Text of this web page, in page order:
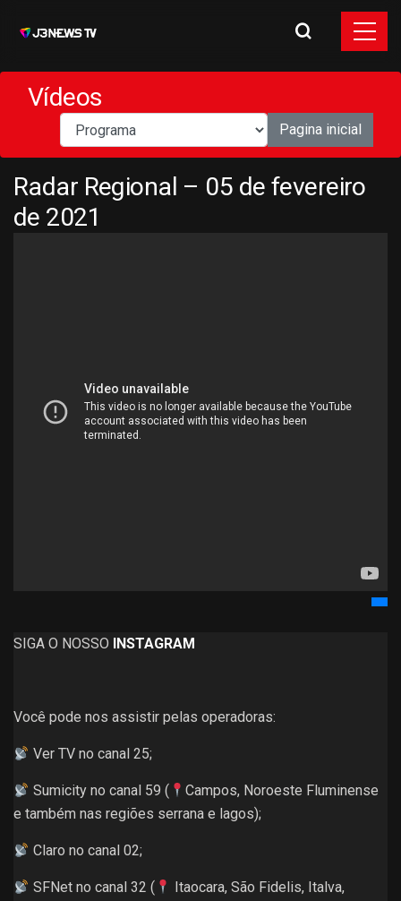
Vídeos
Pagina inicial
Radar Regional – 05 de fevereiro
de 2021
SIGA O NOSSO INSTAGRAM
Você pode nos assistir pelas operadoras:
Ver TV no canal 25;
Sumicity no canal 59 (
Campos, Noroeste Fluminense
e também nas regiões serrana e lagos);
Claro no canal 02;
SFNet no canal 32 (
Itaocara, São Fidelis, Italva,